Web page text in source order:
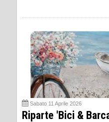
Sabato 11 Aprile 2026
Riparte 'Bici &